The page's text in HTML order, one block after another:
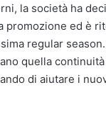
la società ha
ed è
regular
quella
di aiutare i